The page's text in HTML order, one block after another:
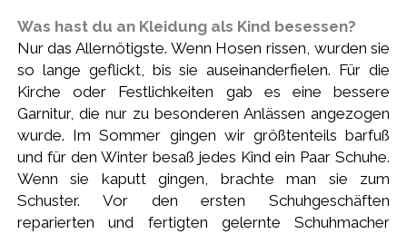
Was hast du an Kleidung als Kind besessen?
Nur das Allernötigste. Wenn Hosen rissen, wurden sie
so lange geflickt, bis sie auseinanderfielen. Für die
Kirche oder Festlichkeiten gab es eine bessere
Garnitur, die nur zu besonderen Anlässen angezogen
wurde. Im Sommer gingen wir größtenteils barfuß
und für den Winter besaß jedes Kind ein Paar Schuhe.
Wenn sie kaputt gingen, brachte man sie zum
Schuster. Vor den ersten Schuhgeschäften
reparierten und fertigten gelernte Schuhmacher